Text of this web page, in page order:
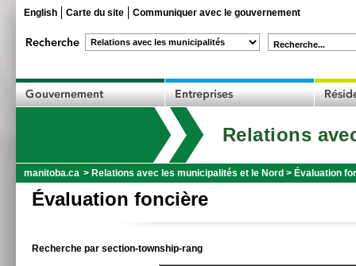
English Carte du site Communiquer avec le gouvernement
Recherche...
Relations
manitoba.ca > Relations avec les municipalités et le Nord > Évaluation
Évaluation foncière
Recherche par section-township-rang